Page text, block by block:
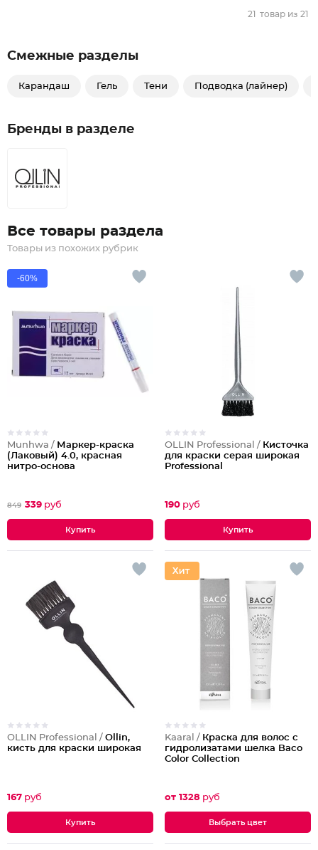
21 товар из 21
Смежные разделы
Карандаш Гель Тени Подводка (лайнер)
Бренды в разделе
Все товары раздела
Товары из похожих рубрик
-60%
Munhwa / Маркер-краска
(Лаковый) 4.0, красная
нитро-основа
849 339 руб
OLLIN Professional / Кисточка
для краски серая широкая
Professional
190 руб
OLLIN Professional / Ollin,
кисть для краски широкая
167 руб
Kaaral / Краска для волос с
гидролизатами шелка Baco
Color Collection
от 1328 руб
Выбрать цвет